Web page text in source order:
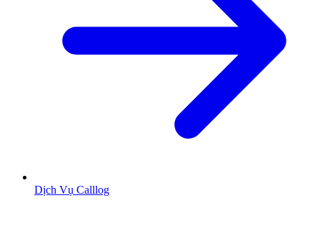
Dịch Vụ Calllog